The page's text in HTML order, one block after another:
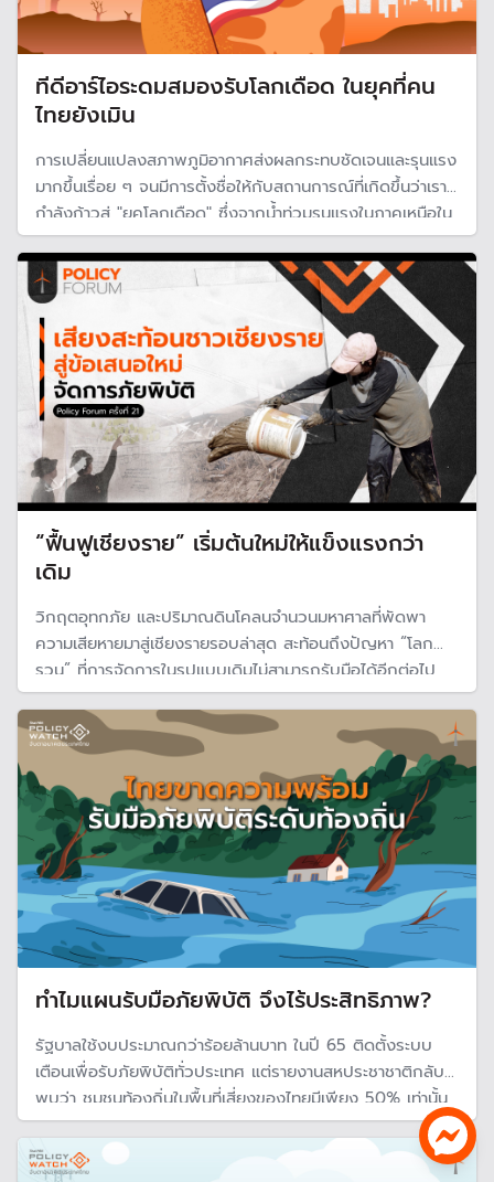
ทีดีอาร์ไอระดมสมองรับโลกเดือด ในยุคที่คน
ไทยยังเมิน
การเปลี่ยนแปลงสภาพภูมิอากาศส่งผลกระทบชัดเจนและรุนแรง
มากขึ้นเรื่อย ๆ จนมีการตั้งชื่อให้กับสถานการณ์ที่เกิดขึ้นว่าเรา
กำลังก้าวสู่ "ยุคโลกเดือด" ซึ่งจากน้ำท่วมรุนแรงในภาคเหนือใน
ปีนี้ ชี้ให้เห็นว่าผลกระทบรุนแรงและไม่อาจคาดการณ์ได้ แต่
หน่วยงานของรัฐยังขาดแผนรับมืออย่างแท้จริง นอกจากแก้
ปัญหาเฉพาะหน้า
“ฟื้นฟูเชียงราย” เริ่มต้นใหม่ให้แข็งแรงกว่า
เดิม
วิกฤตอุทกภัย และปริมาณดินโคลนจำนวนมหาศาลที่พัดพา
ความเสียหายมาสู่เชียงรายรอบล่าสุด สะท้อนถึงปัญหา “โลก
รวน” ที่การจัดการในรูปแบบเดิมไม่สามารถรับมือได้อีกต่อไป
วงเสวนาระดมความคิดเห็น สู่มิติใหม่ในการจัดการภัยพิบัติ
อย่างยั่งยืน เสนอแผน 3 ระยะ พร้อมผลักดันให้มีกลไกร่วม
ระหว่างรัฐ เอกชน และภาคประชาสังคม
ทำไมแผนรับมือภัยพิบัติ จึงไร้ประสิทธิภาพ?
รัฐบาลใช้งบประมาณกว่าร้อยล้านบาท ในปี 65 ติดตั้งระบบ
เตือนเพื่อรับภัยพิบัติทั่วประเทศ แต่รายงานสหประชาชาติกลับ
พบว่า ชุมชนท้องถิ่นในพื้นที่เสี่ยงของไทยมีเพียง 50% เท่านั้น
ที่ได้รับการอบรมเตรียมการป้องกันและรู้จักการเตือนภัย ซึ่งถือ
เป็นปัญหาสำคัญของการเตรียมพร้อมรับมือภัยพิบัติของไทย